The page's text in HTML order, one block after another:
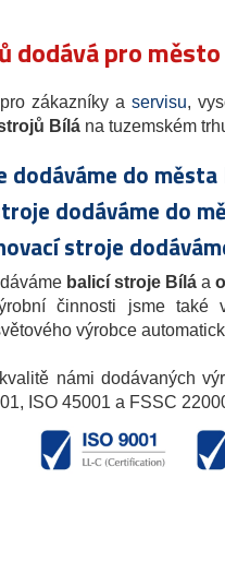
dodává pro
zákazníky a servisu,
Bílá na tuzemském
dodáváme do města
dodáváme do
stroje
balicí stroje Bílá a
činnosti jsme také
výrobce
námi dodávaných
ISO 45001 a FSSC